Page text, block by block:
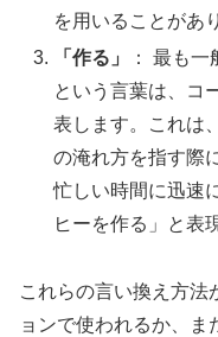
を用いることがあ
「作る」
： 最も
という言葉は、コ
表します。これは
の淹れ方を指す際
忙しい時間に迅速
ヒーを作る」と表
これらの言い換え方法
ョンで使われるか、